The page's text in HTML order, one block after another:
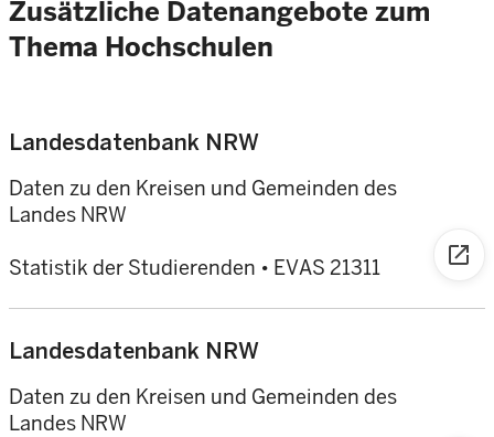
Zusätzliche Datenangebote zum
Thema Hochschulen
Landesdatenbank NRW
Daten zu den Kreisen und Gemeinden des
Landes NRW
Statistik der Studierenden • EVAS 21311 open_in_new
Landesdatenbank NRW
Daten zu den Kreisen und Gemeinden des
Landes NRW